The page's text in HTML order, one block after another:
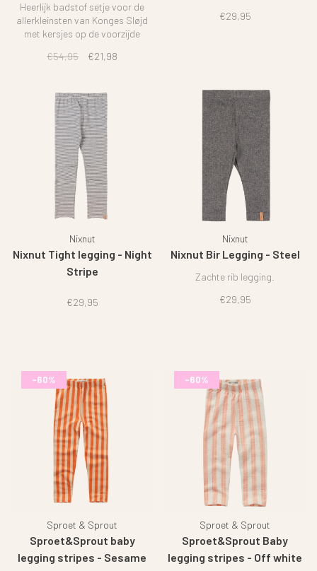
Heerlijk badstof setje voor de
allerkleinsten van Konges Sløjd
met kersjes op de voorzijde
€54,95
€21,98
€29,95
Nixnut
Nixnut Tight legging - Night
Stripe
€29,95
Nixnut
Nixnut Bir Legging - Steel
Zachte rib legging.
€29,95
-60%
Sproet & Sprout
Sproet&Sprout baby
legging stripes - Sesame
-60%
Sproet & Sprout
Sproet&Sprout Baby
legging stripes - Off white